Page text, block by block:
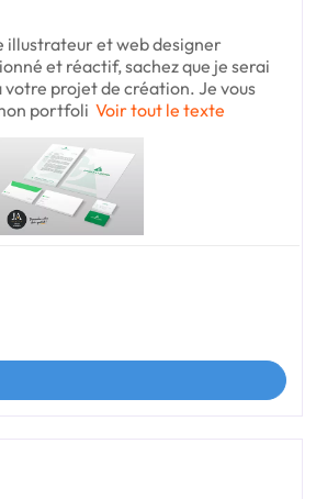
illustrateur et web designer
et réactif, sachez que je serai
projet de création. Je vous
portfoli Voir tout le texte